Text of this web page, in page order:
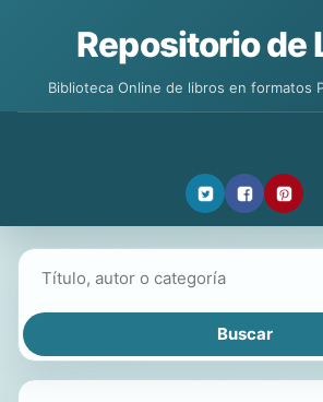
Repositorio de
Biblioteca Online de libros en formatos